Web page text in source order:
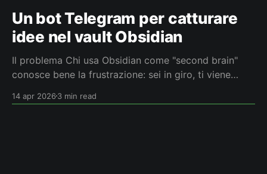
Un bot Telegram per catturare
idee nel vault Obsidian
Il problema Chi usa Obsidian come "second brain"
conosce bene la frustrazione: sei in giro, ti viene
aspetti il sync, trovi la nota giusta… e nel frattempo
14 apr 20263 min read